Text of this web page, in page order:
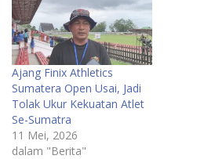
Ajang Finix Athletics
Sumatera Open Usai, Jadi
Tolak Ukur Kekuatan Atlet
Se-Sumatra
11 Mei, 2026
dalam "Berita"